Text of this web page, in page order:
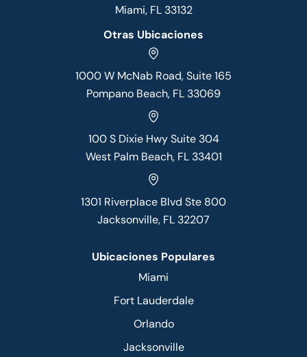
Miami, FL 33132
Otras Ubicaciones
1000 W McNab Road, Suite 165
Pompano Beach, FL 33069
100 S Dixie Hwy Suite 304
West Palm Beach, FL 33401
1301 Riverplace Blvd Ste 800
Jacksonville, FL 32207
Ubicaciones Populares
Miami
Fort Lauderdale
Orlando
Jacksonville